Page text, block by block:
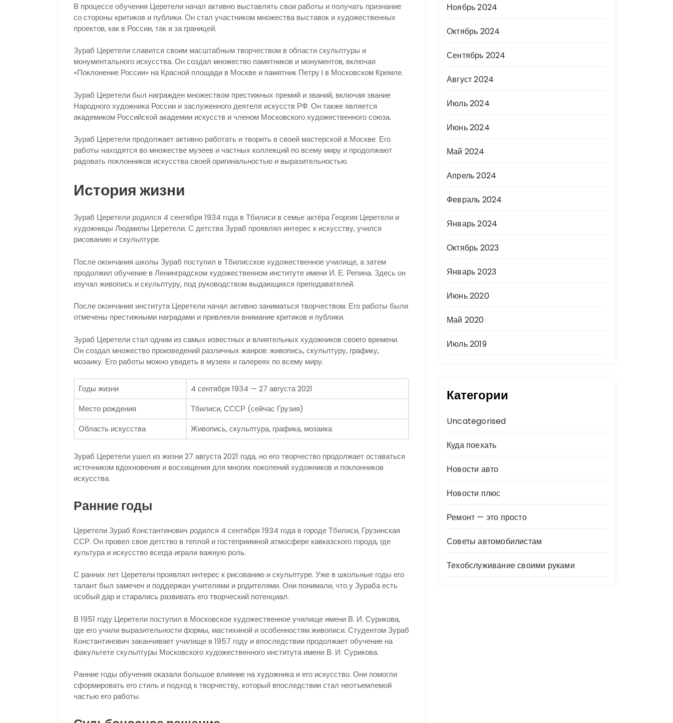
В процессе обучения Церетели начал активно выставлять свои работы и получать признание
со стороны критиков и публики. Он стал участником множества выставок и художественных
проектов, как в России, так и за границей.
Зураб Церетели славится своим масштабным творчеством в области скульптуры и
монументального искусства. Он создал множество памятников и монументов, включая
«Поклонение России» на Красной площади в Москве и памятник Петру I в Московском Кремле.
Зураб Церетели был награжден множеством престижных премий и званий, включая звание
Народного художника России и заслуженного деятеля искусств РФ. Он также является
академиком Российской академии искусств и членом Московского художественного союза.
Зураб Церетели продолжает активно работать и творить в своей мастерской в Москве. Его
работы находятся во множестве музеев и частных коллекций по всему миру и продолжают
радовать поклонников искусства своей оригинальностью и выразительностью.
История жизни
Зураб Церетели родился 4 сентября 1934 года в Тбилиси в семье актёра Георгия Церетели и
художницы Людмилы Церетели. С детства Зураб проявлял интерес к искусству, учился
рисованию и скульптуре.
После окончания школы Зураб поступил в Тбилисское художественное училище, а затем
продолжил обучение в Ленинградском художественном институте имени И. Е. Репина. Здесь он
изучал живопись и скульптуру, под руководством выдающихся преподавателей.
После окончания института Церетели начал активно заниматься творчеством. Его работы были
отмечены престижными наградами и привлекли внимание критиков и публики.
Зураб Церетели стал одним из самых известных и влиятельных художников своего времени.
Он создал множество произведений различных жанров: живопись, скульптуру, графику,
мозаику. Его работы можно увидеть в музеях и галереях по всему миру.
Годы жизни
4 сентября 1934 — 27 августа 2021
Место рождения
Тбилиси, СССР (сейчас Грузия)
Область искусства
Живопись, скульптура, графика, мозаика
Зураб Церетели ушел из жизни 27 августа 2021 года, но его творчество продолжает оставаться
источником вдохновения и восхищения для многих поколений художников и поклонников
искусства.
Ранние годы
Церетели Зураб Константинович родился 4 сентября 1934 года в городе Тбилиси, Грузинская
ССР. Он провел свое детство в теплой и гостеприимной атмосфере кавказского города, где
культура и искусство всегда играли важную роль.
С ранних лет Церетели проявлял интерес к рисованию и скульптуре. Уже в школьные годы его
талант был замечен и поддержан учителями и родителями. Они понимали, что у Зураба есть
особый дар и старались развивать его творческий потенциал.
В 1951 году Церетели поступил в Московское художественное училище имени В. И. Сурикова,
где его учили выразительности формы, мастихиной и особенностям живописи. Студентом Зураб
Константинович заканчивает училище в 1957 году и впоследствии продолжает обучение на
факультете скульптуры Московского художественного института имени В. И. Сурикова.
Ранние годы обучения оказали большое влияние на художника и его искусство. Они помогли
сформировать его стиль и подход к творчеству, который впоследствии стал неотъемлемой
частью его работы.
Ноябрь 2024
Октябрь 2024
Сентябрь 2024
Август 2024
Июль 2024
Июнь 2024
Май 2024
Апрель 2024
Февраль 2024
Январь 2024
Октябрь 2023
Январь 2023
Июнь 2020
Май 2020
Июль 2019
Категории
Uncategorised
Куда поехать
Новости авто
Новости плюс
Ремонт — это просто
Советы автомобилистам
Техобслуживание своими руками